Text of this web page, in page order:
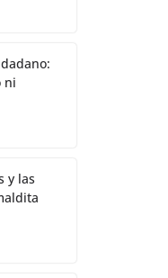
gr
a
e
ni
y las